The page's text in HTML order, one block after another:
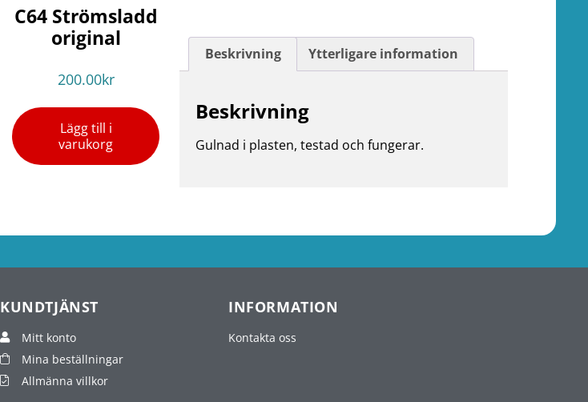
C64 Strömsladd
original
200.00kr
Lägg till i
varukorg
Beskrivning Ytterligare information
Beskrivning
Gulnad i plasten, testad och fungerar.
KUNDTJÄNST
Mitt konto
Mina beställningar
Allmänna villkor
INFORMATION
Kontakta oss